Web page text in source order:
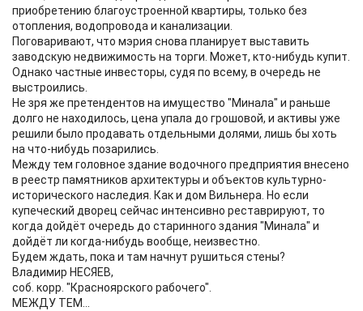
приобретению благоустроенной квартиры, только без
отопления, водопровода и канализации.
Поговаривают, что мэрия снова планирует выставить
заводскую недвижимость на торги. Может, кто-нибудь купит.
Однако частные инвесторы, судя по всему, в очередь не
выстроились.
Не зря же претендентов на имущество "Минала" и раньше
долго не находилось, цена упала до грошовой, и активы уже
решили было продавать отдельными долями, лишь бы хоть
на что-нибудь позарились.
Между тем головное здание водочного предприятия внесено
в реестр памятников архитектуры и объектов культурно-
исторического наследия. Как и дом Вильнера. Но если
купеческий дворец сейчас интенсивно реставрируют, то
когда дойдёт очередь до старинного здания "Минала" и
дойдёт ли когда-нибудь вообще, неизвестно.
Будем ждать, пока и там начнут рушиться стены?
Владимир НЕСЯЕВ,
соб. корр. "Красноярского рабочего".
МЕЖДУ ТЕМ...